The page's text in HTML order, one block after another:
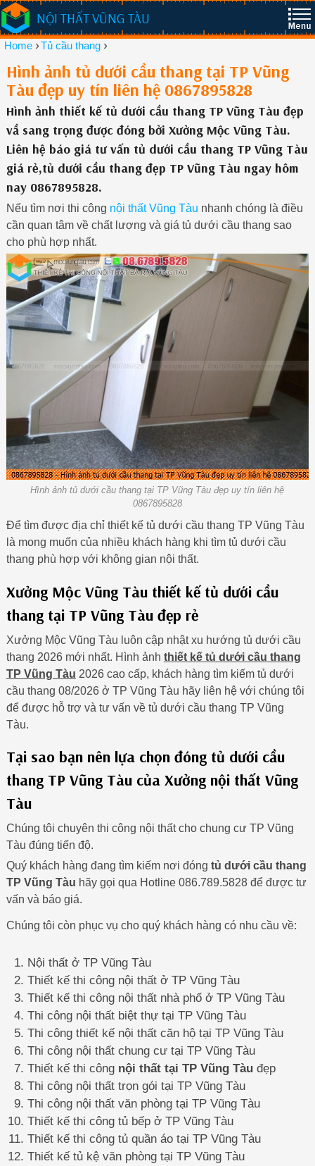
NỘI THẤT VŨNG TÀU
Home ›Tủ cầu thang ›
Hình ảnh tủ dưới cầu thang tại TP Vũng
Tàu đẹp uy tín liên hệ 0867895828
Hình ảnh thiết kế tủ dưới cầu thang TP Vũng Tàu đẹp
vầ sang trọng được đóng bởi Xưởng Mộc Vũng Tàu.
Liên hệ báo giá tư vấn tủ dưới cầu thang TP Vũng Tàu
giá rẻ,tủ dưới cầu thang đẹp TP Vũng Tàu ngay hôm
nay 0867895828.
Nếu tìm nơi thi công nội thất Vũng Tàu nhanh chóng là điều
cần quan tâm về chất lượng và giá tủ dưới cầu thang sao
cho phù hợp nhất.
Hình ảnh tủ dưới cầu thang tại TP Vũng Tàu đẹp uy tín liên hệ
0867895828
Để tìm được địa chỉ thiết kế tủ dưới cầu thang TP Vũng Tàu
là mong muốn của nhiều khách hàng khi tìm tủ dưới cầu
thang phù hợp với không gian nội thất.
Xưởng Mộc Vũng Tàu thiết kế tủ dưới cầu
thang tại TP Vũng Tàu đẹp rẻ
Xưởng Mộc Vũng Tàu luôn cập nhật xu hướng tủ dưới cầu
thang 2026 mới nhất. Hình ảnh thiết kế tủ dưới cầu thang
TP Vũng Tàu 2026 cao cấp, khách hàng tìm kiếm tủ dưới
cầu thang 08/2026 ở TP Vũng Tàu hãy liên hệ với chúng tôi
để được hỗ trợ và tư vấn về tủ dưới cầu thang TP Vũng
Tàu.
Tại sao bạn nên lựa chọn đóng tủ dưới cầu
thang TP Vũng Tàu của Xưởng nội thất Vũng
Tàu
Chúng tôi chuyên thi công nội thất cho chung cư TP Vũng
Tàu đúng tiến độ.
Quý khách hàng đang tìm kiếm nơi đóng tủ dưới cầu thang
TP Vũng Tàu hãy gọi qua Hotline 086.789.5828 để được tư
vấn và báo giá.
Chúng tôi còn phục vụ cho quý khách hàng có nhu cầu về:
Nội thất ở TP Vũng Tàu
Thiết kế thi công nội thất ở TP Vũng Tàu
Thiết kế thi công nội thất nhà phố ở TP Vũng Tàu
Thi công nội thất biệt thự tại TP Vũng Tàu
Thi công thiết kế nội thất căn hộ tại TP Vũng Tàu
Thi công nội thất chung cư tại TP Vũng Tàu
Thiết kế thi công nội thất tại TP Vũng Tàuđẹp
Thi công nội thất trọn gói tại TP Vũng Tàu
Thi công nội thất văn phòng tại TP Vũng Tàu
Thiết kế thi công tủ bếp ở TP Vũng Tàu
Thiết kế thi công tủ quần áo tại TP Vũng Tàu
Thiết kế tủ kệ văn phòng tại TP Vũng Tàu